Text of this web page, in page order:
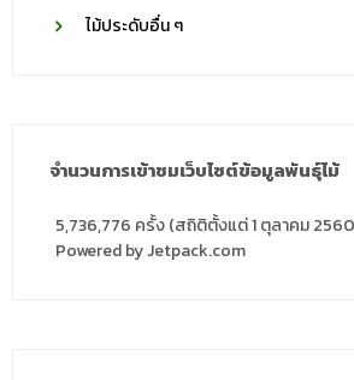
ไม้ประดับอื่น ๆ
จำนวนการเข้าชมเว็บไซต์ข้อมูลพันธุ์ไม้
5,736,776 ครั้ง (สถิติตั้งแต่ 1 ตุลาคม
Powered by Jetpack.com